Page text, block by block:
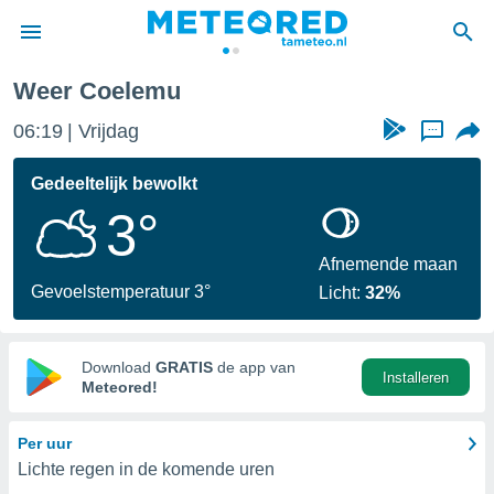
door
verstrekte
hoge
hebt de
voor
op basis
Weer Coelemu
06:19 Vrijdag ...
Gedeeltelijk bewolkt
3°
Gevoelstemperatuur 3°
Afnemende maan
Licht:32%
Download GRATIS de app van
Meteored!
Installeren
Per uur
Lichte regen in de komende uren